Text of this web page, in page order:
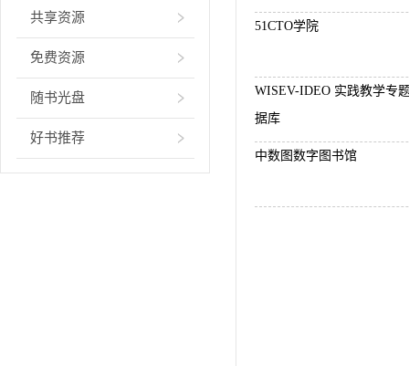
共享资源
免费资源
随书光盘
好书推荐
51CTO学院
WISEV-IDEO 实践教学专
据库
中数图数字图书馆